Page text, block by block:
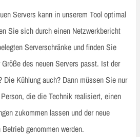
Servers kann in unserem Tool optimal
Sie sich durch einen Netzwerkbericht
Serverschränke und finden Sie
des neuen Servers passt. Ist der
Kühlung auch? Dann müssen Sie nur
die die Technik realisiert, einen
zukommen lassen und der neue
genommen werden.